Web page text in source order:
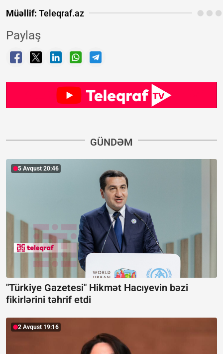
Müəllif: Teleqraf.az
Paylaş
GÜNDƏM
5 Avqust 20:46
"Türkiye Gazetesi" Hikmət Hacıyevin bəzi
fikirlərini təhrif etdi
2 Avqust 19:16